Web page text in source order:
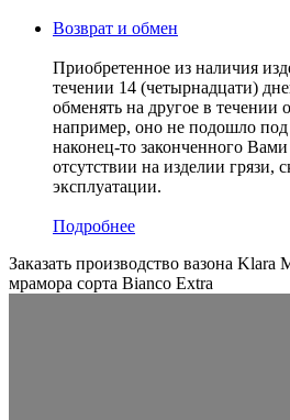
Возврат и обмен
Приобретенное из наличия
течении 14 (четырнадцати)
обменять на другое в течении
например, оно не подошло под
наконец-то законченного
отсутствии на изделии грязи,
эксплуатации.
Подробнее
Заказать производство вазона Klara
мрамора сорта Bianco Extra